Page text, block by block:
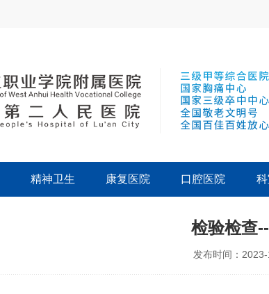
精神卫生 康复医院 口腔医院
检验检查
发布时间：